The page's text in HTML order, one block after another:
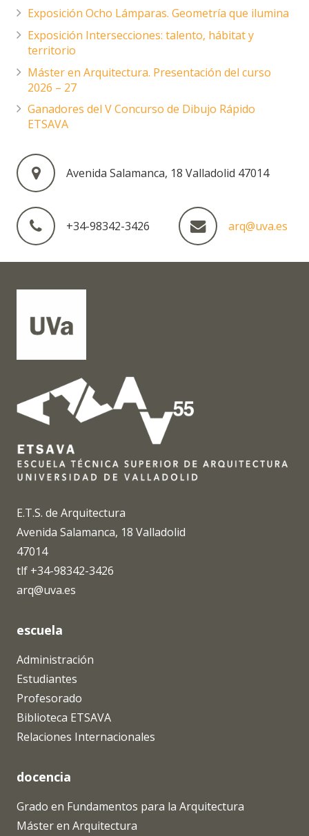
Exposición Ocho Lámparas. Geometría que ilumina
Exposición Intersecciones: talento, hábitat y
territorio
Máster en Arquitectura. Presentación del curso
2026 – 27
Ganadores del V Concurso de Dibujo Rápido
ETSAVA
Avenida Salamanca, 18 Valladolid 47014
+34-98342-3426 arq@uva.es
E.T.S. de Arquitectura
Avenida Salamanca, 18 Valladolid
47014
tlf +34-98342-3426
arq@uva.es
escuela
Administración
Estudiantes
Profesorado
Biblioteca ETSAVA
Relaciones Internacionales
docencia
Grado en Fundamentos para la Arquitectura
Máster en Arquitectura